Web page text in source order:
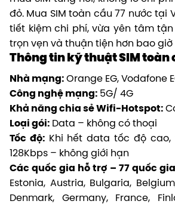
đỏ. Mua SIM toàn cầu 77 nước tại
tiết kiệm chi phí, vừa yên tâm
trọn vẹn và thuận tiện hơn bao giờ
Thông tin kỹ thuật SIM toàn
Nhà mạng: Orange EG, Vodafone
Công nghệ mạng: 5G/ 4G
Khả năng chia sẻ Wifi-Hotspot:
Loại gói: Data – không có thoại
Tốc độ: Khi hết data tốc độ
128Kbps – không giới hạn
Các quốc gia hỗ trợ – 77 quốc
Estonia, Austria, Bulgaria,
Denmark, Germany, France,